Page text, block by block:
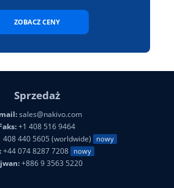
ZOBACZ CENY
Sprzedaż
sales@nakivo.com
+1 408 516 9464
408 440 5605 (worldwide) nowy
+44 074 8287 7208 nowy
+886 9 3563 5220